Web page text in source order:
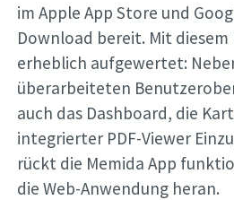
im Apple App Store und
Download bereit. Mit
erheblich aufgewertet:
überarbeiteten
auch das Dashboard, die
integrierter PDF-Viewer
rückt die Memida App
die Web-Anwendung heran.